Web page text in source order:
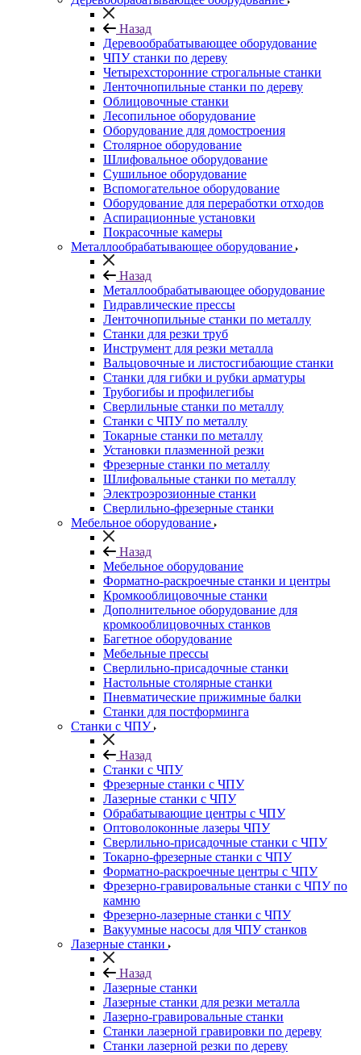
Назад
Деревообрабатывающее оборудование
ЧПУ станки по дереву
Четырехсторонние строгальные станки
Ленточнопильные станки по дереву
Облицовочные станки
Лесопильное оборудование
Оборудование для домостроения
Столярное оборудование
Шлифовальное оборудование
Сушильное оборудование
Вспомогательное оборудование
Оборудование для переработки отходов
Аспирационные установки
Покрасочные камеры
Металлообрабатывающее оборудование
Назад
Металлообрабатывающее оборудование
Гидравлические прессы
Ленточнопильные станки по металлу
Станки для резки труб
Инструмент для резки металла
Вальцовочные и листосгибающие станки
Станки для гибки и рубки арматуры
Трубогибы и профилегибы
Сверлильные станки по металлу
Станки с ЧПУ по металлу
Токарные станки по металлу
Установки плазменной резки
Фрезерные станки по металлу
Шлифовальные станки по металлу
Электроэрозионные станки
Сверлильно-фрезерные станки
Мебельное оборудование
Назад
Мебельное оборудование
Форматно-раскроечные станки и центры
Кромкооблицовочные станки
Дополнительное оборудование для
кромкооблицовочных станков
Багетное оборудование
Мебельные прессы
Сверлильно-присадочные станки
Настольные столярные станки
Пневматические прижимные балки
Станки для постформинга
Станки с ЧПУ
Назад
Станки с ЧПУ
Фрезерные станки с ЧПУ
Лазерные станки с ЧПУ
Обрабатывающие центры с ЧПУ
Оптоволоконные лазеры ЧПУ
Сверлильно-присадочные станки с ЧПУ
Токарно-фрезерные станки с ЧПУ
Форматно-раскроечные центры с ЧПУ
Фрезерно-гравировальные станки с ЧПУ по
камню
Фрезерно-лазерные станки с ЧПУ
Вакуумные насосы для ЧПУ станков
Лазерные станки
Назад
Лазерные станки
Лазерные станки для резки металла
Лазерно-гравировальные станки
Станки лазерной гравировки по дереву
Станки лазерной резки по дереву